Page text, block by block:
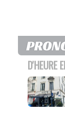
D'HEURE